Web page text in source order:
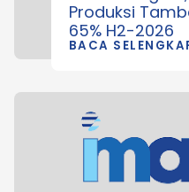
Produksi
65% H2-2026
BACA